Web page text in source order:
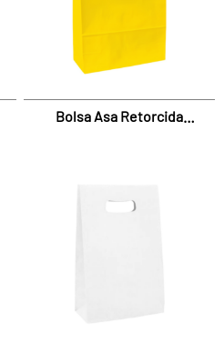
Bolsa Asa Retorcida